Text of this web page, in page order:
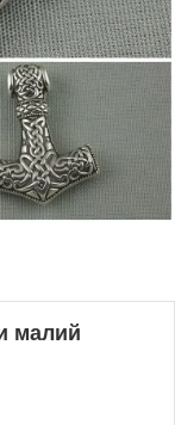
малий